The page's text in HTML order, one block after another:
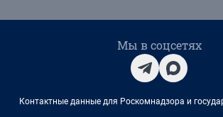
Мы в соцсетях
Контактные данные для Роскомнадзора и